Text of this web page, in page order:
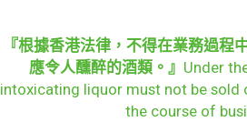
『根據香港法律，不得在業務過程
應令人醺醉的酒類。』 Under
intoxicating liquor must not be sold
the course of